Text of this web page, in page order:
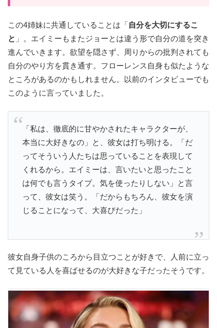
この4姉妹に共通していることは「 自分を大切にするこ
と 」。エイミーもまたジョーとは違う形で自分の道を突き
進んでいきます。欲望を隠さず、周りからの批判されても
自分のやり方を貫き通す。フローレンス自身も似たような
ところがあるのかもしれません。以前のインタビューでも
このように言っていました。
「私は、徹底的に甘やかされたキャラクターが、
本当に大好きなの」と、彼女は打ち明ける。「だ
ってそういう人たちは思っていることを表現して
くれるから。エイミーは、言いたいと思ったこと
は何でも言うタイプ。気を使ったりしない」と言
って、彼女は笑う。「だからもちろん、彼女を演
じることになって、大喜びだった」
彼女自身子供のころから目立つことが好きで、人前に立っ
て見ている人を喜ばせるのが大好きな子だったそうです。